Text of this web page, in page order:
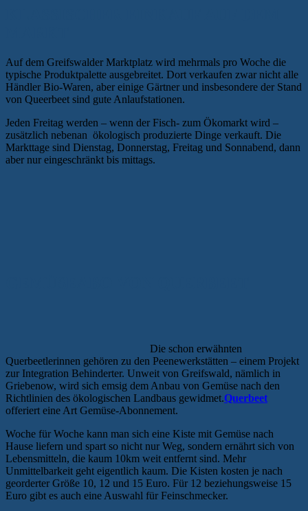
Auf dem Greifswalder Marktplatz wird mehrmals pro Woche die
typische Produktpalette ausgebreitet. Dort verkaufen zwar nicht alle
Händler Bio-Waren, aber einige Gärtner und insbesondere der Stand
von Queerbeet sind gute Anlaufstationen.
Jeden Freitag werden – wenn der Fisch- zum Ökomarkt wird –
zusätzlich nebenan ökologisch produzierte Dinge verkauft. Die
Markttage sind Dienstag, Donnerstag, Freitag und Sonnabend, dann
aber nur eingeschränkt bis mittags.
Die schon erwähnten
Querbeetlerinnen gehören zu den Peenewerkstätten – einem Projekt
zur Integration Behinderter. Unweit von Greifswald, nämlich in
Griebenow, wird sich emsig dem Anbau von Gemüse nach den
Richtlinien des ökologischen Landbaus gewidmet.Querbeet
offeriert eine Art Gemüse-Abonnement.
Woche für Woche kann man sich eine Kiste mit Gemüse nach
Hause liefern und spart so nicht nur Weg, sondern ernährt sich von
Lebensmitteln, die kaum 10km weit entfernt sind. Mehr
Unmittelbarkeit geht eigentlich kaum. Die Kisten kosten je nach
georderter Größe 10, 12 und 15 Euro. Für 12 beziehungsweise 15
Euro gibt es auch eine Auswahl für Feinschmecker.